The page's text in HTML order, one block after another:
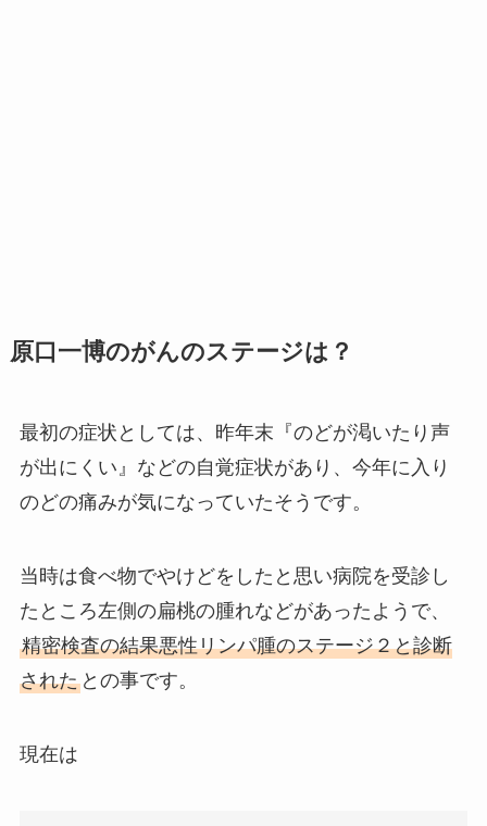
原口一博のがんのステージは？
最初の症状としては、昨年末『のどが渇いたり声
が出にくい』などの自覚症状があり、今年に入り
のどの痛みが気になっていたそうです。
当時は食べ物でやけどをしたと思い病院を受診し
たところ左側の扁桃の腫れなどがあったようで、
精密検査の結果悪性リンパ腫のステージ２と診断
されたとの事です。
現在は